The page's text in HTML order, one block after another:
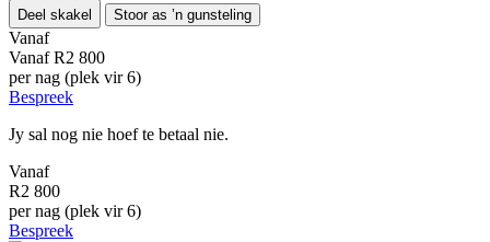
Deel skakel Stoor as ’n gunsteling
Vanaf
Vanaf R2 800
per nag (plek vir 6)
Bespreek
Jy sal nog nie hoef te betaal nie.
Vanaf
R2 800
per nag (plek vir 6)
Bespreek